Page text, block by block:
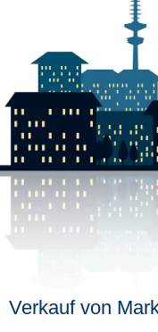
Verkauf von